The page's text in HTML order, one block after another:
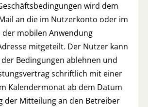
wird dem
an die im Nutzerkonto oder im
mobilen Anwendung
mitgeteilt. Der Nutzer kann
Bedingungen ablehnen und
schriftlich mit einer
Kalendermonat ab dem Datum
der Mitteilung an den Betreiber